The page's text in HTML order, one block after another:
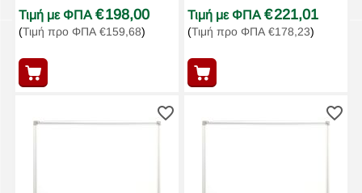
Τιμή με ΦΠΑ €198,00
(Τιμή προ ΦΠΑ €159,68)
Τιμή με ΦΠΑ €221,01
(Τιμή προ ΦΠΑ €178,23)